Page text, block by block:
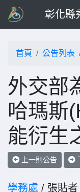
彰化縣
首頁 公告列表
外交部
哈瑪斯
能衍生
上一則公告
學務處 / 張貼者